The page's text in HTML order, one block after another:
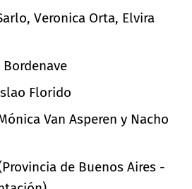
Veronica Orta, Elvira
Florido
Van Asperen y Nacho
de Buenos Aires -